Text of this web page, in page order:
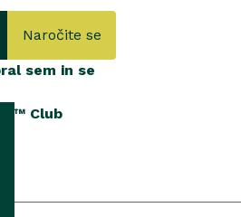
Naročite se
sem in se
Club